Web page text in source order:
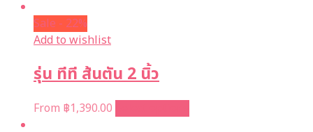
Sale - 22%
Add to wishlist
รุ่น ทีที ส้นตัน 2 นิ้ว
From ฿1,390.00